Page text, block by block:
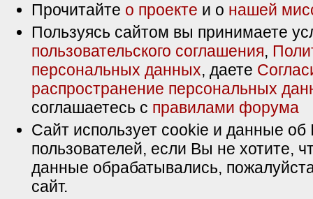
Прочитайте о проекте и о нашей
Пользуясь сайтом вы принимаете
пользовательского соглашения,
персональных данных, даете
распространение персональных
соглашаетесь с правилами форума
Сайт использует cookie и данные об
пользователей, если Вы не хотите,
данные обрабатывались,
сайт.